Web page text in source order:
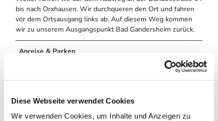
Diese Webseite verwendet Cookies
Wir verwenden Cookies, um Inhalte und Anzeigen zu
bis nach Orxhausen. Wir durchqueren den Ort und fahren
vor dem Ortsausgang links ab. Auf diesem Weg kommen
wir zu unserem Ausgangspunkt Bad Gandersheim zurück.
Anreise & Parken
Anfahrt mit dem Auto